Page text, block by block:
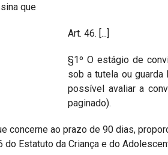
que
Art. 46. [...]
§1º O estágio de
sob a tutela ou
possível avaliar a
paginado).
concerne ao prazo de 90 dias,
do Estatuto da Criança e do